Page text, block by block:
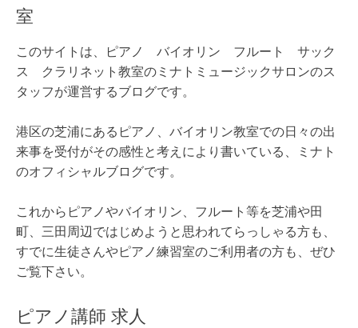
室
このサイトは、ピアノ バイオリン フルート サック
ス クラリネット教室のミナトミュージックサロンのス
タッフが運営するブログです。
港区の芝浦にあるピアノ、バイオリン教室での日々の出
来事を受付がその感性と考えにより書いている、ミナト
のオフィシャルブログです。
これからピアノやバイオリン、フルート等を芝浦や田
町、三田周辺ではじめようと思われてらっしゃる方も、
すでに生徒さんやピアノ練習室のご利用者の方も、ぜひ
ご覧下さい。
ピアノ講師 求人